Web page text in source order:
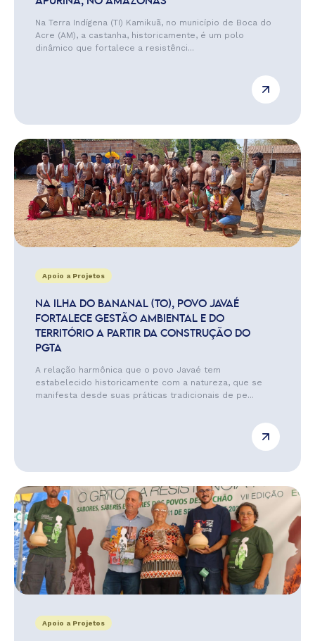
Na Terra Indígena (TI) Kamikuã, no município de Boca do
Acre (AM), a castanha, historicamente, é um polo
dinâmico que fortalece a resistênci...
Apoio a Projetos
NA ILHA DO BANANAL (TO), POVO JAVAÉ
FORTALECE GESTÃO AMBIENTAL E DO
TERRITÓRIO A PARTIR DA CONSTRUÇÃO DO
PGTA
A relação harmônica que o povo Javaé tem
estabelecido historicamente com a natureza, que se
manifesta desde suas práticas tradicionais de pe...
Apoio a Projetos